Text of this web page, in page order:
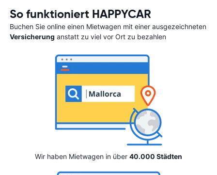
So funktioniert HAPPYCAR
Buchen Sie online einen Mietwagen mit einer ausgezeichneten
Versicherung anstatt zu viel vor Ort zu bezahlen
Wir haben Mietwagen in über 40.000 Städten